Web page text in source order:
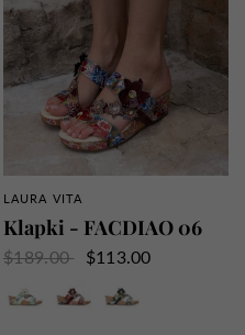
SZYBKI PRZEGLĄD
LAURA VITA
Klapki - FACDIAO 06
$189.00
$113.00